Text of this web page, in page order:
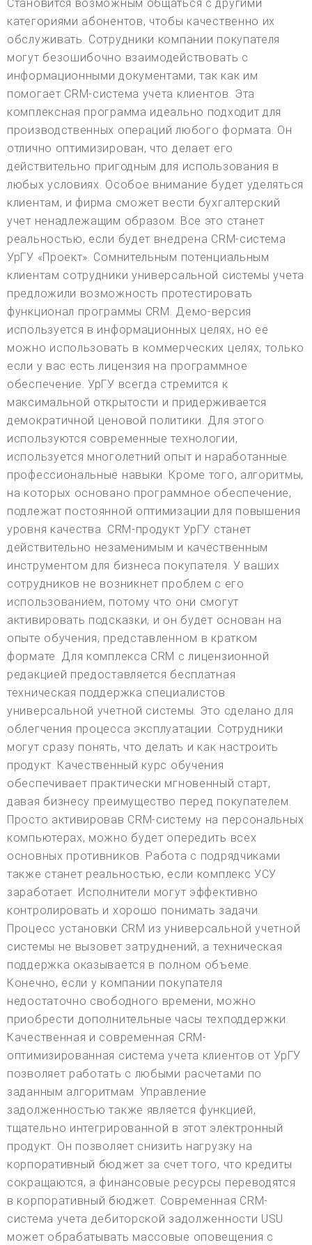
Становится возможным общаться с другими
категориями абонентов, чтобы качественно их
обслуживать. Сотрудники компании покупателя
могут безошибочно взаимодействовать с
информационными документами, так как им
помогает CRM-система учета клиентов. Эта
комплексная программа идеально подходит для
производственных операций любого формата. Он
отлично оптимизирован, что делает его
действительно пригодным для использования в
любых условиях. Особое внимание будет уделяться
клиентам, и фирма сможет вести бухгалтерский
учет ненадлежащим образом. Все это станет
реальностью, если будет внедрена CRM-система
УрГУ «Проект». Сомнительным потенциальным
клиентам сотрудники универсальной системы учета
предложили возможность протестировать
функционал программы CRM. Демо-версия
используется в информационных целях, но ее
можно использовать в коммерческих целях, только
если у вас есть лицензия на программное
обеспечение. УрГУ всегда стремится к
максимальной открытости и придерживается
демократичной ценовой политики. Для этого
используются современные технологии,
используется многолетний опыт и наработанные
профессиональные навыки. Кроме того, алгоритмы,
на которых основано программное обеспечение,
подлежат постоянной оптимизации для повышения
уровня качества. CRM-продукт УрГУ станет
действительно незаменимым и качественным
инструментом для бизнеса покупателя. У ваших
сотрудников не возникнет проблем с его
использованием, потому что они смогут
активировать подсказки, и он будет основан на
опыте обучения, представленном в кратком
формате. Для комплекса CRM с лицензионной
редакцией предоставляется бесплатная
техническая поддержка специалистов
универсальной учетной системы. Это сделано для
облегчения процесса эксплуатации. Сотрудники
могут сразу понять, что делать и как настроить
продукт. Качественный курс обучения
обеспечивает практически мгновенный старт,
давая бизнесу преимущество перед покупателем.
Просто активировав CRM-систему на персональных
компьютерах, можно будет опередить всех
основных противников. Работа с подрядчиками
также станет реальностью, если комплекс УСУ
заработает. Исполнители могут эффективно
контролировать и хорошо понимать задачи.
Процесс установки CRM из универсальной учетной
системы не вызовет затруднений, а техническая
поддержка оказывается в полном объеме.
Конечно, если у компании покупателя
недостаточно свободного времени, можно
приобрести дополнительные часы техподдержки.
Качественная и современная CRM-
оптимизированная система учета клиентов от УрГУ
позволяет работать с любыми расчетами по
заданным алгоритмам. Управление
задолженностью также является функцией,
тщательно интегрированной в этот электронный
продукт. Он позволяет снизить нагрузку на
корпоративный бюджет за счет того, что кредиты
сокращаются, а финансовые ресурсы переводятся
в корпоративный бюджет. Современная CRM-
система учета дебиторской задолженности USU
может обрабатывать массовые оповещения с